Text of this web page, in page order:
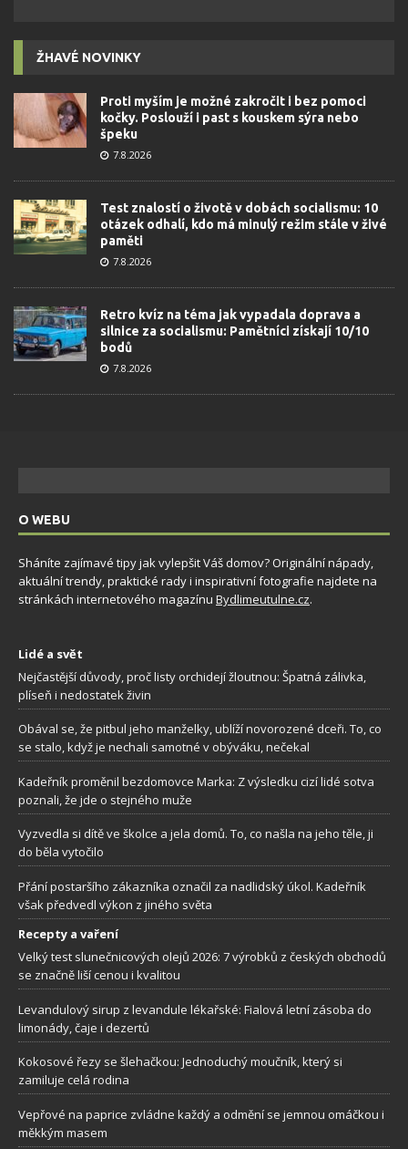
ŽHAVÉ NOVINKY
Proti myším je možné zakročit i bez pomoci
kočky. Poslouží i past s kouskem sýra nebo
špeku
7.8.2026
Test znalostí o životě v dobách socialismu: 10
otázek odhalí, kdo má minulý režim stále v živé
paměti
7.8.2026
Retro kvíz na téma jak vypadala doprava a
silnice za socialismu: Pamětníci získají 10/10
bodů
7.8.2026
O WEBU
Sháníte zajímavé tipy jak vylepšit Váš domov? Originální nápady,
aktuální trendy, praktické rady i inspirativní fotografie najdete na
stránkách internetového magazínu Bydlimeutulne.cz.
Lidé a svět
Nejčastější důvody, proč listy orchidejí žloutnou: Špatná zálivka,
plíseň i nedostatek živin
Obával se, že pitbul jeho manželky, ublíží novorozené dceři. To, co
se stalo, když je nechali samotné v obýváku, nečekal
Kadeřník proměnil bezdomovce Marka: Z výsledku cizí lidé sotva
poznali, že jde o stejného muže
Vyzvedla si dítě ve školce a jela domů. To, co našla na jeho těle, ji
do běla vytočilo
Přání postaršího zákazníka označil za nadlidský úkol. Kadeřník
však předvedl výkon z jiného světa
Recepty a vaření
Velký test slunečnicových olejů 2026: 7 výrobků z českých obchodů
se značně liší cenou i kvalitou
Levandulový sirup z levandule lékařské: Fialová letní zásoba do
limonády, čaje i dezertů
Kokosové řezy se šlehačkou: Jednoduchý moučník, který si
zamiluje celá rodina
Vepřové na paprice zvládne každý a odmění se jemnou omáčkou i
měkkým masem